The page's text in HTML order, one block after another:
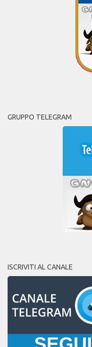
GRUPPO TELEGRAM
ISCRIVITI AL CANALE